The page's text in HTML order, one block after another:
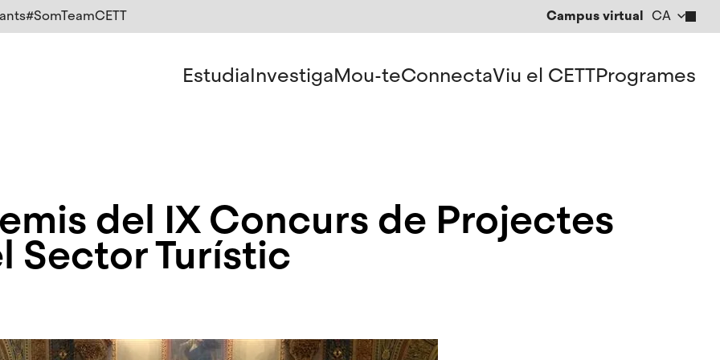
#SomTeamCETT Campus virtual CA
EN
EstudiaInvestigaMou-teConnectaViu el CETTProgrames
del IX Concurs de Projectes
Sector Turístic